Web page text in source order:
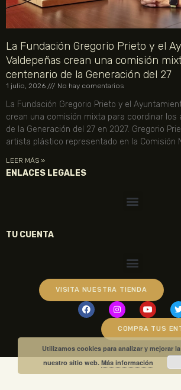
La Fundación Gregorio Prieto y el
Valdepeñas crean una comisión
centenario de la Generación del 27
1 julio, 2026 No hay comentarios
La Fundación Gregorio Prieto y el
crean una comisión mixta para coordinar los
de la Generación del 27 en 2027. Gregorio
artista plástico representado en la Comisión
LEER MÁS »
ENLACES LEGALES
TU CUENTA
VISITA NUESTRA TIENDA
COMPRA TUS
Utilizamos cookies para analizar y mejorar
nuestro sitio web.Más información